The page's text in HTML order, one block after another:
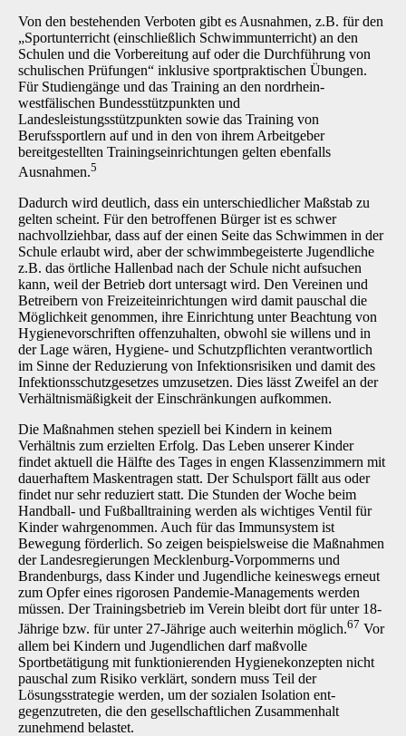
Von den bestehenden Verboten gibt es Ausnahmen, z.B. für den
„Sportunterricht (einschließ­lich Schwimmunterricht) an den
Schulen und die Vorbereitung auf oder die Durchführung von
schulischen Prüfungen“ inklusive sportpraktischen Übungen.
Für Studiengänge und das Trai­ning an den nordrhein-
westfälischen Bundesstützpunkten und
Landesleistungsstützpunkten sowie das Training von
Berufssportlern auf und in den von ihrem Arbeitgeber
bereitgestellten Trainingseinrichtungen gelten ebenfalls
Ausnahmen.5
Dadurch wird deutlich, dass ein unterschiedlicher Maßstab zu
gelten scheint. Für den betroffe­nen Bürger ist es schwer
nachvollziehbar, dass auf der einen Seite das Schwimmen in der
Schule erlaubt wird, aber der schwimmbegeisterte Jugendliche
z.B. das örtliche Hallenbad nach der Schule nicht aufsuchen
kann, weil der Betrieb dort untersagt wird. Den Vereinen und
Betreibern von Freizeiteinrichtungen wird damit pauschal die
Möglichkeit genommen, ihre Ein­richtung unter Beachtung von
Hygienevorschriften offenzuhalten, obwohl sie willens und in
der Lage wären, Hygiene- und Schutzpflichten verantwortlich
im Sinne der Reduzierung von In­fektionsrisiken und damit des
Infektionsschutzgesetzes umzusetzen. Dies lässt Zweifel an der
Verhältnismäßigkeit der Einschränkungen aufkommen.
Die Maßnahmen stehen speziell bei Kindern in keinem
Verhältnis zum erzielten Erfolg. Das Leben unserer Kinder
findet aktuell die Hälfte des Tages in engen Klassenzimmern mit
dauer­haftem Maskentragen statt. Der Schulsport fällt aus oder
findet nur sehr reduziert statt. Die Stunden der Woche beim
Handball- und Fußballtraining werden als wichtiges Ventil für
Kinder wahrgenommen. Auch für das Immunsystem ist
Bewegung förderlich. So zeigen beispiels­weise die Maßnahmen
der Landesregierungen Mecklenburg-Vorpommerns und
Branden­burgs, dass Kinder und Jugendliche keineswegs erneut
zum Opfer eines rigorosen Pandemie-Managements werden
müssen. Der Trainingsbetrieb im Verein bleibt dort für unter 18-
Jährige bzw. für unter 27-Jährige auch weiterhin möglich.67 Vor
allem bei Kindern und Jugendlichen darf maßvolle
Sportbetätigung mit funktionierenden Hygienekonzepten nicht
pauschal zum Ri­siko verklärt, sondern muss Teil der
Lösungsstrategie werden, um der sozialen Isolation ent­
gegenzutreten, die den gesellschaftlichen Zusammenhalt
zunehmend belastet.